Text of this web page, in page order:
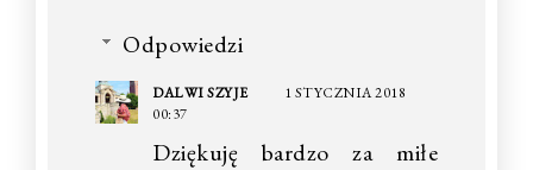
Odpowiedzi
DALWI SZYJE
1 STYCZNIA 2018
00:37
Dziękuję bardzo za miłe